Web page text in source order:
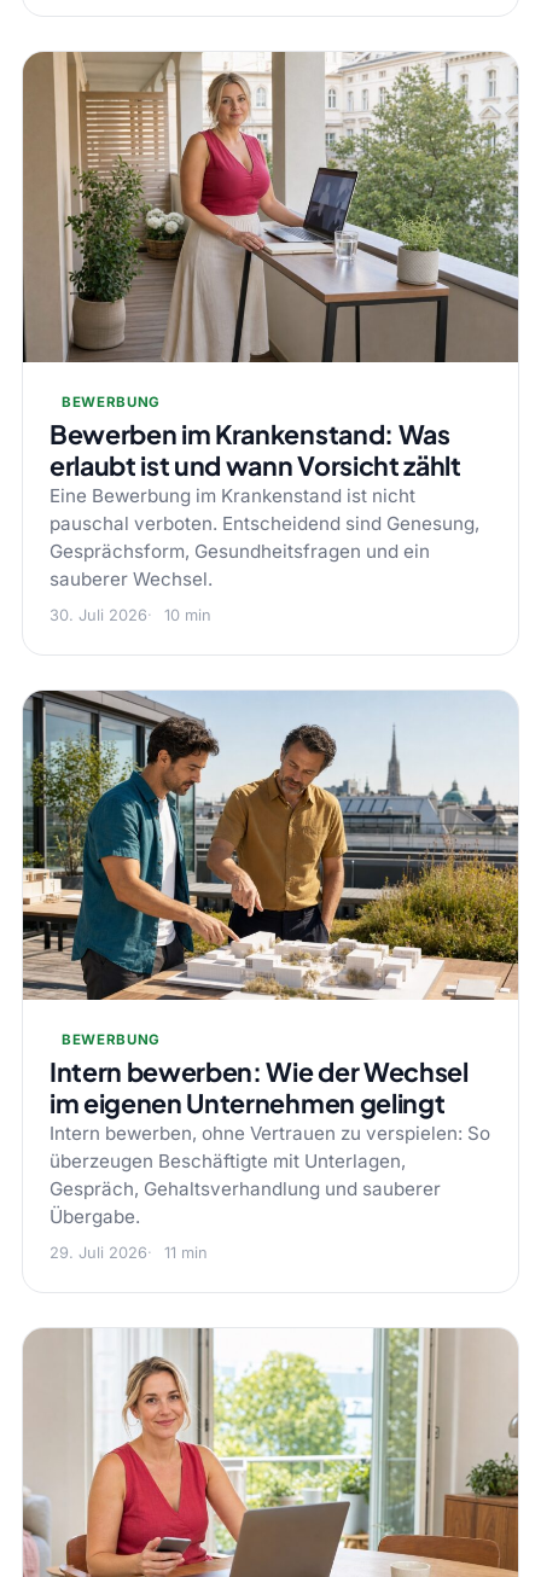
BEWERBUNG
Bewerben im Krankenstand: Was
erlaubt ist und wann Vorsicht zählt
Eine Bewerbung im Krankenstand ist nicht
pauschal verboten. Entscheidend sind Genesung,
Gesprächsform, Gesundheitsfragen und ein
sauberer Wechsel.
30. Juli 2026 10 min
BEWERBUNG
Intern bewerben: Wie der Wechsel
im eigenen Unternehmen gelingt
Intern bewerben, ohne Vertrauen zu verspielen: So
überzeugen Beschäftigte mit Unterlagen,
Gespräch, Gehaltsverhandlung und sauberer
Übergabe.
29. Juli 2026 11 min